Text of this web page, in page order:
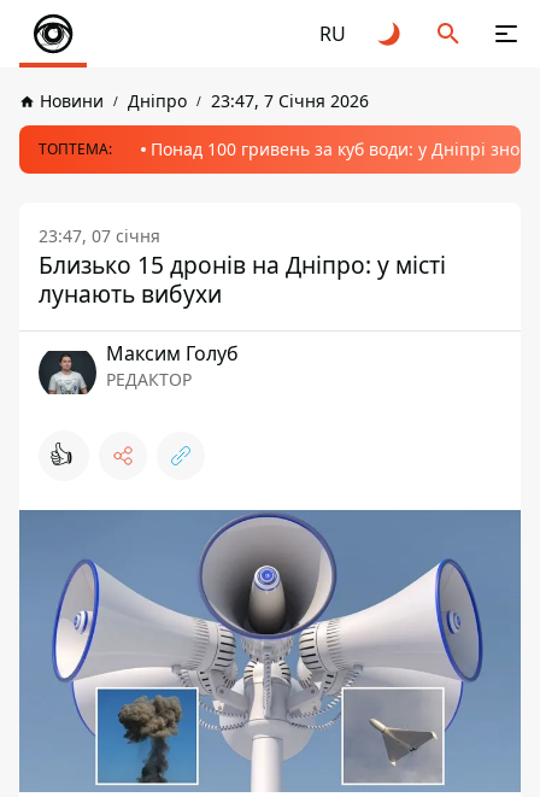
RU
Новини Дніпро 23:47, 7 Січня 2026
ТОПТЕМА: Понад 100 гривень за куб води: у Дніпрі
23:47, 07 січня
Близько 15 дронів на Дніпро: у місті
лунають вибухи
Максим Голуб
РЕДАКТОР
👍